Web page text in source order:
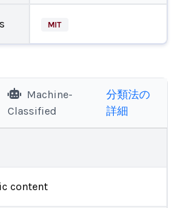
MIT
Machine-
Classified
分類法の
詳細
content